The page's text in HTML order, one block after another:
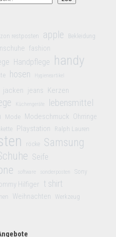
restposten apple Bekleidung
fashion
Handpflege handy
hosen Hygieneartikel
jacken jeans Kerzen
Küchengeräte lebensmittel
Mode Modeschmuck Ohrringe
Playstation Ralph Lauren
röcke Samsung
Seife
software sonderposten Sony
Hilfiger t shirt
Weihnachten Werkzeug